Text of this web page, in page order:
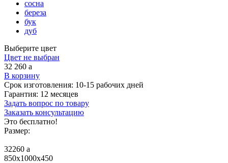
сосна
береза
бук
дуб
Выберите цвет
Цвет не выбран
32 260 a
В корзину
Срок изготовления: 10-15 рабочих дней
Гарантия: 12 месяцев
Задать вопрос по товару
Заказать консультацию
Это бесплатно!
Размер:
32260 a
850х1000х450